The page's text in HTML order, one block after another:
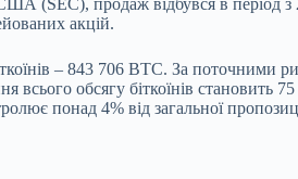
акцій.
– 843 706 BTC. За
обсягу біткоїнів становить
понад 4% від загальної